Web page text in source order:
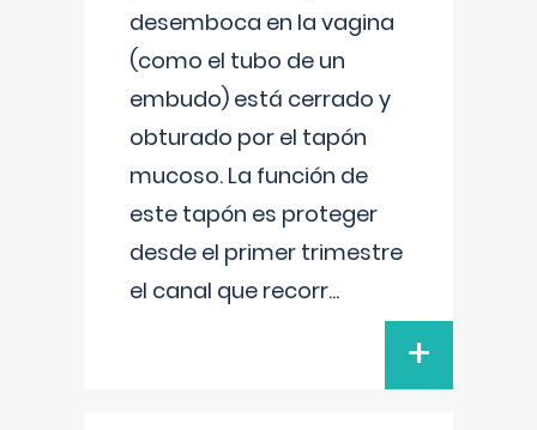
desemboca en la vagina
(como el tubo de un
embudo) está cerrado y
obturado por el tapón
mucoso. La función de
este tapón es proteger
desde el primer trimestre
el canal que recorr...
+